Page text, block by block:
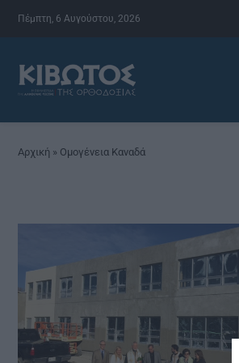
Πέμπτη, 6 Αυγούστου, 2026
Αρχική » Ομογένεια Καναδά